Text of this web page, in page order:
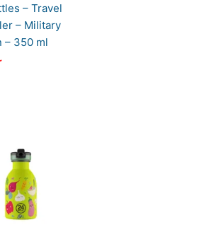
– Travel
– Military
– 350 ml